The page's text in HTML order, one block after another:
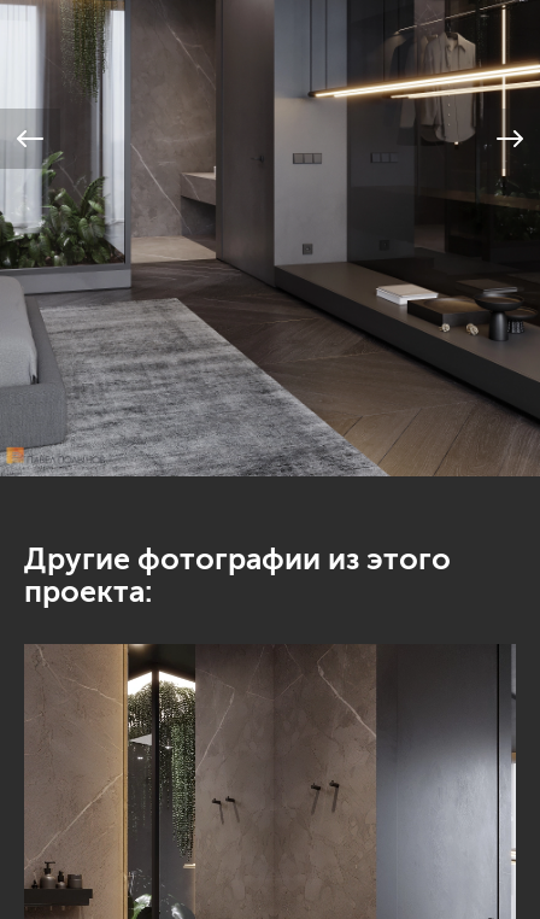
Другие фотографии из этого
проекта: